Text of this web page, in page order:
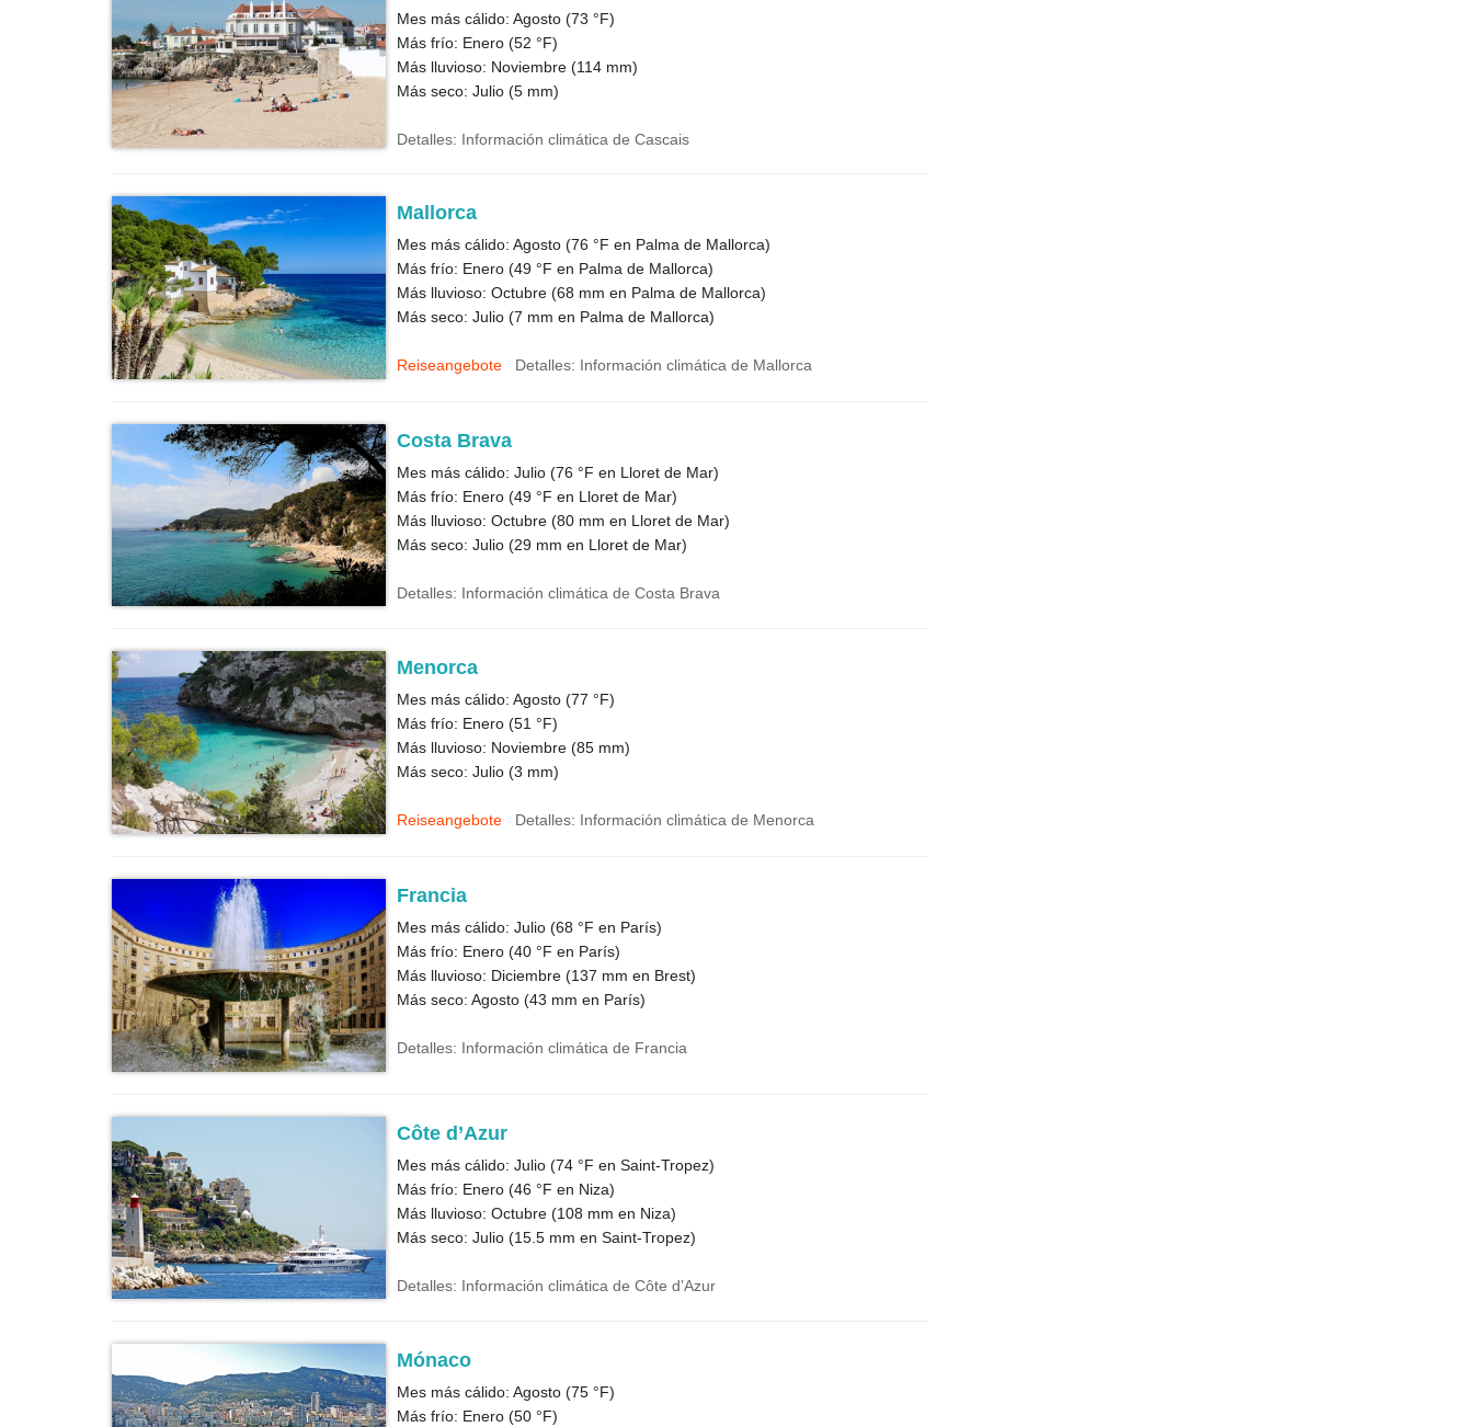
Mes más cálido: Agosto (73 °F)
Más frío: Enero (52 °F)
Más lluvioso: Noviembre (114 mm)
Más seco: Julio (5 mm)
Detalles: Información climática de Cascais
Mallorca
Mes más cálido: Agosto (76 °F en Palma de Mallorca)
Más frío: Enero (49 °F en Palma de Mallorca)
Más lluvioso: Octubre (68 mm en Palma de Mallorca)
Más seco: Julio (7 mm en Palma de Mallorca)
Reiseangebote Detalles: Información climática de Mallorca
Costa Brava
Mes más cálido: Julio (76 °F en Lloret de Mar)
Más frío: Enero (49 °F en Lloret de Mar)
Más lluvioso: Octubre (80 mm en Lloret de Mar)
Más seco: Julio (29 mm en Lloret de Mar)
Detalles: Información climática de Costa Brava
Menorca
Mes más cálido: Agosto (77 °F)
Más frío: Enero (51 °F)
Más lluvioso: Noviembre (85 mm)
Más seco: Julio (3 mm)
Reiseangebote Detalles: Información climática de Menorca
Francia
Mes más cálido: Julio (68 °F en París)
Más frío: Enero (40 °F en París)
Más lluvioso: Diciembre (137 mm en Brest)
Más seco: Agosto (43 mm en París)
Detalles: Información climática de Francia
Côte d’Azur
Mes más cálido: Julio (74 °F en Saint-Tropez)
Más frío: Enero (46 °F en Niza)
Más lluvioso: Octubre (108 mm en Niza)
Más seco: Julio (15.5 mm en Saint-Tropez)
Detalles: Información climática de Côte d’Azur
Mónaco
Mes más cálido: Agosto (75 °F)
Más frío: Enero (50 °F)